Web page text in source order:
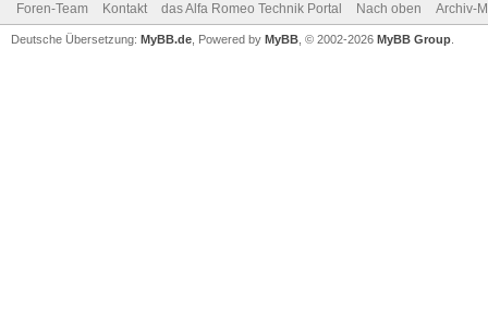
Foren-Team Kontakt das Alfa Romeo Technik Portal Nach oben Archiv-
Deutsche Übersetzung: MyBB.de , Powered by MyBB , © 2002-2026 MyBB Group